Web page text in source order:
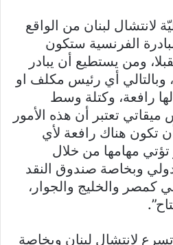
لانتشال لبنان من الواقع
الفرنسية ستكون
ومن يستطيع أن يبادر
وبالتالي أي رئيس مكلف او
رافعة، وكتلة وسط
تعتبر أن هذه الأمور
تكون هناك رافعة لأي
مهامها من خلال
وبخاصة صندوق النقد
كمصر والخليج والجوار،
لانتشال لبنان وبخاصة